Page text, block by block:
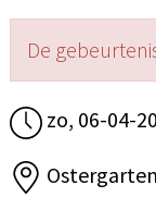
De
zo, 06-04-